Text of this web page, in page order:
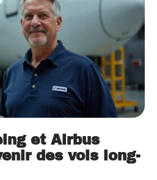
et Airbus
des vols long-